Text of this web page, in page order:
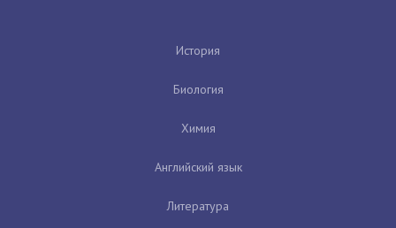
История
Биология
Химия
Английский язык
Литература